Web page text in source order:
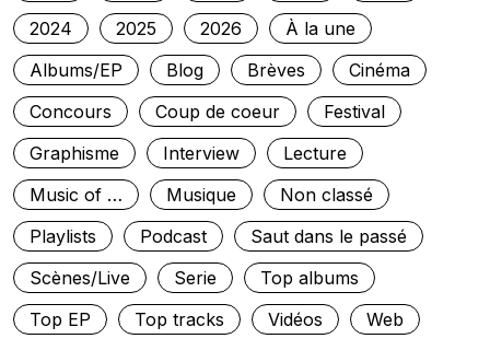
2024
2025 2026
À la une
Albums/EP
Blog Brèves
Cinéma
Concours
Coup de coeur
Festival
Graphisme
Interview
Lecture
Music of …
Musique
Non classé
Playlists
Podcast
Saut dans le passé
Scènes/Live
Serie
Top albums
Top EP
Top tracks Vidéos Web